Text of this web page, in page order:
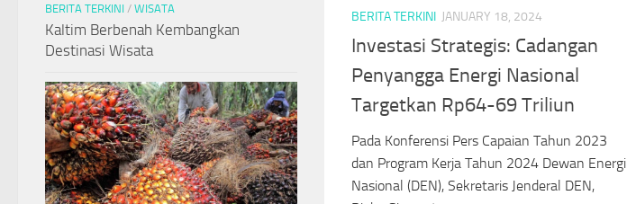
BERITA TERKINI JANUARY 18, 2024
Investasi Strategis: Cadangan
Penyangga Energi Nasional
Targetkan Rp64-69 Triliun
Pada Konferensi Pers Capaian Tahun 2023
dan Program Kerja Tahun 2024 Dewan Energi
Nasional (DEN), Sekretaris Jenderal DEN,
BERITA TERKINI / WISATA
Kaltim Berbenah Kembangkan
Destinasi Wisata